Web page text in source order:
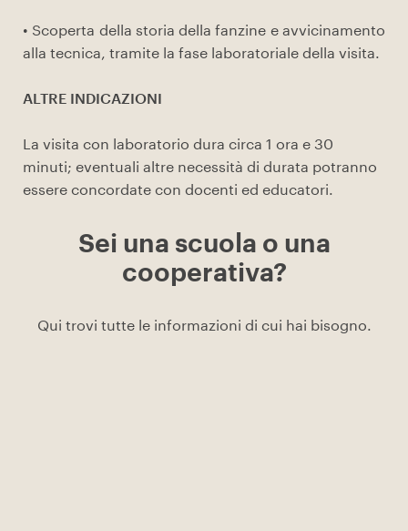
• Scoperta della storia della fanzine e avvicinamento
alla tecnica, tramite la fase laboratoriale della visita.
ALTRE INDICAZIONI
La visita con laboratorio dura circa 1 ora e 30
minuti; eventuali altre necessità di durata potranno
essere concordate con docenti ed educatori.
Sei una scuola o una
cooperativa?
Qui trovi tutte le informazioni di cui hai bisogno.